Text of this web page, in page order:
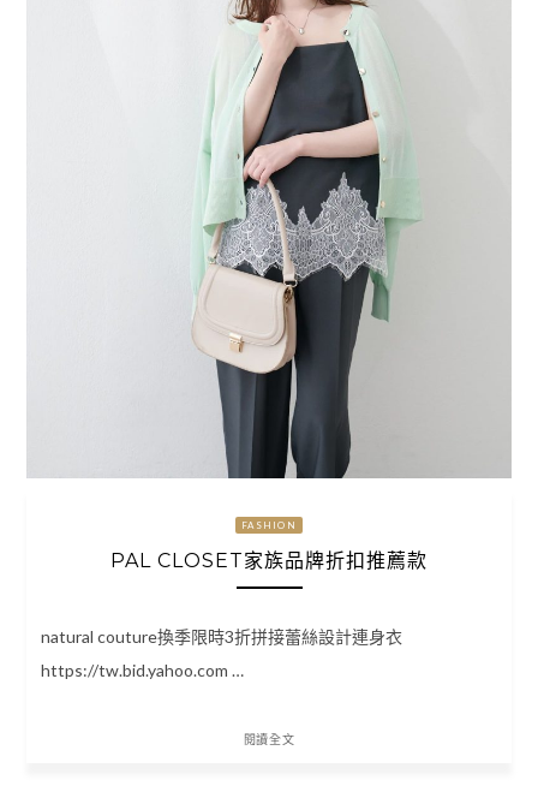
FASHION
PAL CLOSET家族品牌折扣推薦款
natural couture換季限時3折拼接蕾絲設計連身衣
https://tw.bid.yahoo.com …
閱讀全文